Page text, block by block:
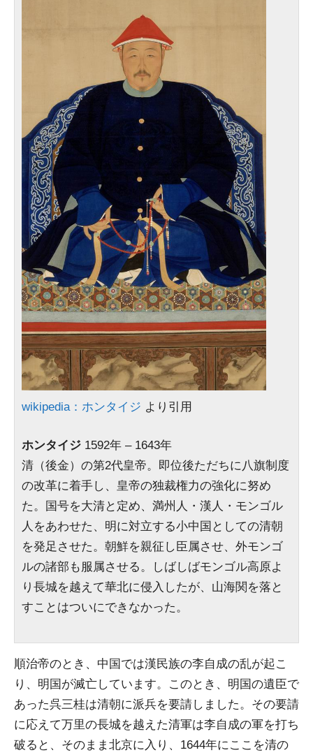
wikipedia：ホンタイジ より引用
ホンタイジ 1592年 – 1643年
清（後金）の第2代皇帝。即位後ただちに八旗制度
の改革に着手し、皇帝の独裁権力の強化に努め
た。国号を大清と定め、満州人・漢人・モンゴル
人をあわせた、明に対立する小中国としての清朝
を発足させた。朝鮮を親征し臣属させ、外モンゴ
ルの諸部も服属させる。しばしばモンゴル高原よ
り長城を越えて華北に侵入したが、山海関を落と
すことはついにできなかった。
順治帝のとき、中国では漢民族の李自成の乱が起こ
り、明国が滅亡しています。このとき、明国の遺臣で
あった呉三桂は清朝に派兵を要請しました。その要請
に応えて万里の長城を越えた清軍は李自成の軍を打ち
破ると、そのまま北京に入り、1644年にここを清の